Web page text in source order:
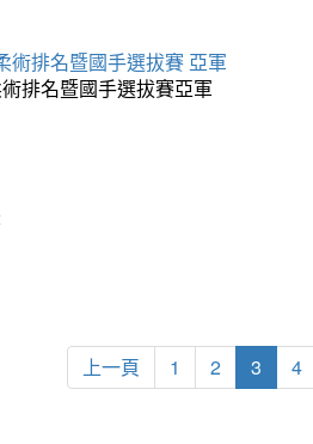
術排名暨國手選拔賽 亞軍
排名暨國手選拔賽亞軍
上一頁 1 2 3 4